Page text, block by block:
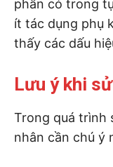
phần có trong
ít tác dụng phụ
thấy các dấu
Lưu ý khi
Trong quá trình
nhân cần chú ý